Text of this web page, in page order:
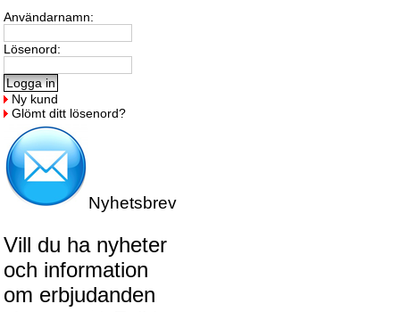
Användarnamn:
Lösenord:
Ny kund
Glömt ditt lösenord?
Nyhetsbrev
Vill du ha nyheter
och information
om erbjudanden